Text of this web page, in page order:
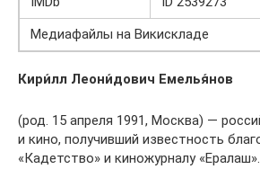
Медиафайлы на Викискладе
Кири́лл Леони́дович Емелья́нов
(род. 15 апреля 1991, Москва) —
и кино, получивший известность
«Кадетство» и киножурналу «Ералаш».